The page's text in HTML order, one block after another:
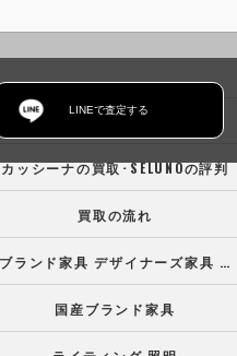
LINEで査定する
コンセプト
カッシーナの買取･SELUNOの評判
買取の流れ
ブランド家具 デザイナーズ家具 高級オフィス家具
国産ブランド家具